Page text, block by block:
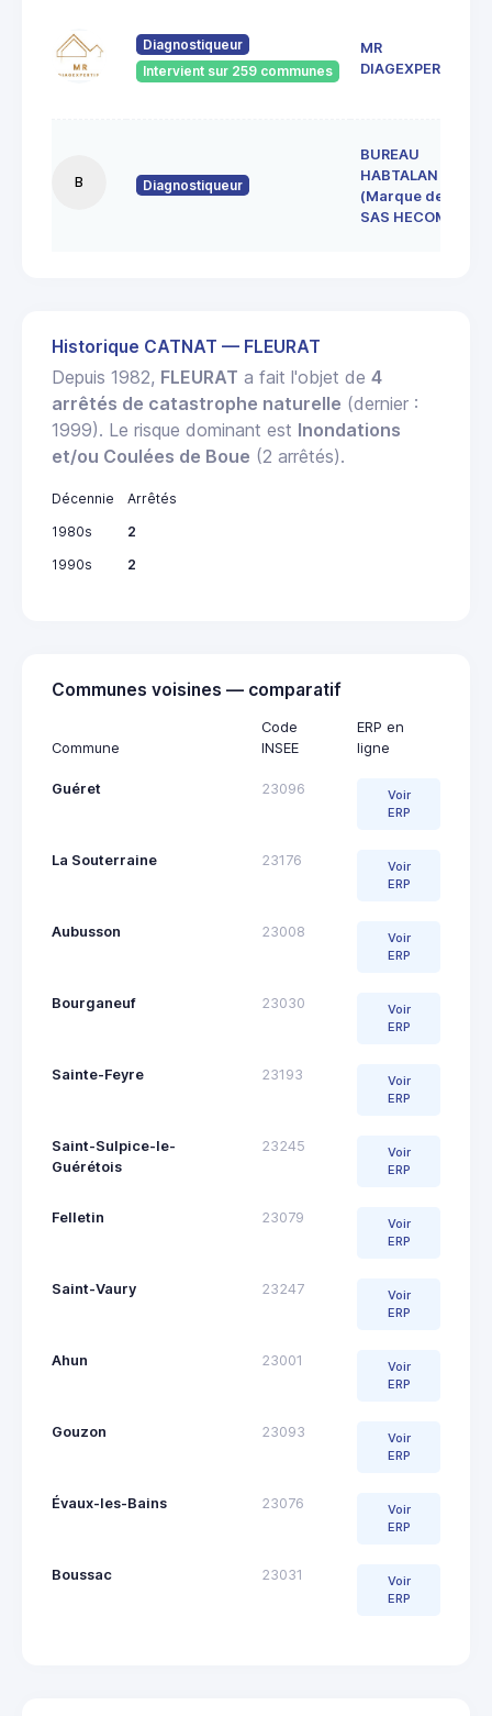
Diagnostiqueur
Intervient sur 259 communes
MR
DIAGEXPERTISE
B Diagnostiqueur
BUREAU
HABTALAN
(Marque de la
SAS HECOME)
Historique CATNAT — FLEURAT
Depuis 1982, FLEURAT a fait l'objet de 4
arrêtés de catastrophe naturelle (dernier :
1999). Le risque dominant est Inondations
et/ou Coulées de Boue (2 arrêtés).
Décennie
Arrêtés
1980s
2
1990s
2
Communes voisines — comparatif
Commune
Code
INSEE
ERP en
ligne
Guéret 23096
Voir
ERP
La Souterraine 23176
Voir
ERP
Aubusson 23008
Voir
ERP
Bourganeuf 23030
Voir
ERP
Sainte-Feyre 23193
Voir
ERP
Saint-Sulpice-le-
Guérétois
23245
Voir
ERP
Felletin 23079
Voir
ERP
Saint-Vaury 23247
Voir
ERP
Ahun 23001
Voir
ERP
Gouzon 23093
Voir
ERP
Évaux-les-Bains 23076
Voir
ERP
Boussac 23031
Voir
ERP